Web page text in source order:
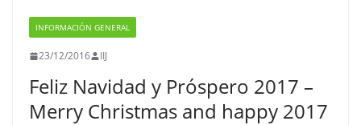
INFORMACIÓN GENERAL
23/12/2016 IIJ
Feliz Navidad y Próspero 2017 –
Merry Christmas and happy 2017